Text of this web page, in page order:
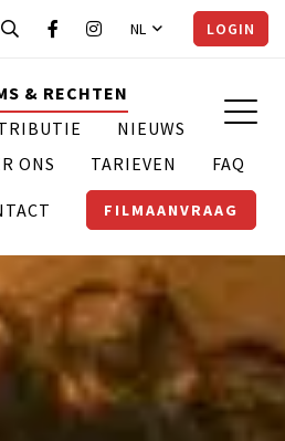
NL LOGIN
& RECHTEN
NIEUWS
ONS
TARIEVEN FAQ
FILMAANVRAAG